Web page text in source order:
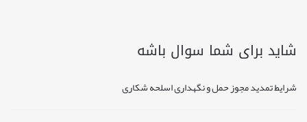
شاید برای شما سوال باشه
شرایط تمدید مجوز حمل و نگهداری اسلحه شکاری